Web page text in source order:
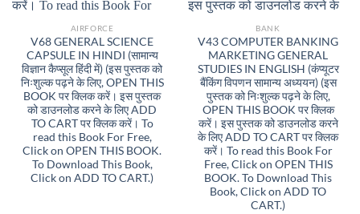
AIRFORCE
V68 GENERAL SCIENCE
CAPSULE IN HINDI (सामान्य
विज्ञान कैप्सूल हिंदी में) (इस पुस्तक को
निःशुल्क पढ़ने के लिए, OPEN THIS
BOOK पर क्लिक करें। इस पुस्तक
को डाउनलोड करने के लिए ADD
TO CART पर क्लिक करें। To
read this Book For Free,
Click on OPEN THIS BOOK.
To Download This Book,
Click on ADD TO CART.)
BANK
V43 COMPUTER BANKING
MARKETING GENERAL
STUDIES IN ENGLISH (कंप्यूटर
बैंकिंग विपणन सामान्य अध्ययन) (इस
पुस्तक को निःशुल्क पढ़ने के लिए,
OPEN THIS BOOK पर क्लिक
करें। इस पुस्तक को डाउनलोड करने
के लिए ADD TO CART पर क्लिक
करें। To read this Book For
Free, Click on OPEN THIS
BOOK. To Download This
Book, Click on ADD TO
CART.)